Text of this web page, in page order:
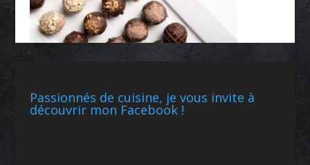
Passionnés de cuisine, je vous invite à
découvrir mon Facebook !